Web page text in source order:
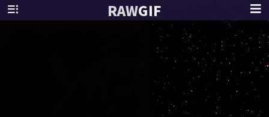
RAWGIF